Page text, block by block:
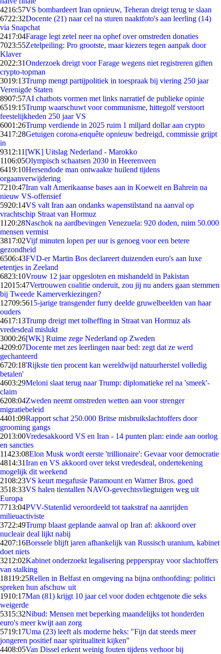
4216:57VS bombardeert Iran opnieuw, Teheran dreigt terug te slaan
6722:32Docente (21) naar cel na sturen naaktfoto's aan leerling (14)
via Snapchat
2417:04Farage legt zetel neer na ophef over omstreden donaties
7023:55Zetelpeiling: Pro grootste, maar kiezers tegen aanpak door
Klaver
2022:31Onderzoek dreigt voor Farage wegens niet registreren giften
crypto-topman
3019:13Trump mengt partijpolitiek in toespraak bij viering 250 jaar
Verenigde Staten
8907:57AI chatbots vormen met links narratief de publieke opinie
6519:15Trump waarschuwt voor communisme, hittegolf verstoort
feestelijkheden 250 jaar VS
6001:26Trump verdiende in 2025 ruim 1 miljard dollar aan crypto
3417:28Getuigen corona-enquête opnieuw bedreigd, commissie grijpt
in
9312:11 [WK] Uitslag Nederland - Marokko
1106:05Olympisch schaatsen 2030 in Heerenveen
6419:10Hersendode man ontwaakte huilend tijdens
orgaanverwijdering
7210:47Iran valt Amerikaanse bases aan in Koeweit en Bahrein na
nieuw VS-offensief
5920:14VS valt Iran aan ondanks wapenstilstand na aanval op
vrachtschip Straat van Hormuz
11 20:28Naschok na aardbevingen Venezuela: 920 doden, ruim 50.000
mensen vermist
3817:02Vijf minuten lopen per uur is genoeg voor een betere
gezondheid
6506:43FVD-er Martin Bos declareert duizenden euro's aan luxe
etentjes in Zeeland
6823:10Vrouw 12 jaar opgesloten en mishandeld in Pakistan
12015:47Vertrouwen coalitie onderuit, zou jij nu anders gaan stemmen
bij Tweede Kamerverkiezingen?
12709:5615-jarige transgender furry deelde gruwelbeelden van haar
ouders
4617:13Trump dreigt met tolheffing in Straat van Hormuz als
vredesdeal mislukt
3000:26[WK] Ruime zege Nederland op Zweden
4209:07Docente met zes leerlingen naar bed: zegt dat ze werd
gechanteerd
6720:18'Rijkste tien procent kan wereldwijd natuurherstel volledig
betalen'
4603:29Meloni slaat terug naar Trump: diplomatieke rel na 'smeek'-
claim
6208:04Zweden neemt omstreden wetten aan voor strenger
migratiebeleid
4401:09Rapport schat 250.000 Britse misbruikslachtoffers door
grooming gangs
2013:00Vredesakkoord VS en Iran - 14 punten plan: einde aan oorlog
en sancties
11423:08Elon Musk wordt eerste 'trillionaire': Gevaar voor democratie
4814:31Iran en VS akkoord over tekst vredesdeal, ondertekening
mogelijk dit weekend
2108:23VS keurt megafusie Paramount en Warner Bros. goed
3518:33VS halen tientallen NAVO-gevechtsvliegtuigen weg uit
Europa
7713:04PVV-Statenlid veroordeeld tot taakstraf na aanrijden
milieuactiviste
3722:49Trump blaast geplande aanval op Iran af: akkoord over
nucleair deal lijkt nabij
4207:16Borssele blijft jaren afhankelijk van Russisch uranium, kabinet
doet niets
3212:02Kabinet onderzoekt legalisering pepperspray voor slachtoffers
van stalking
18119:25Rellen in Belfast en omgeving na bijna onthoofding: politici
spreken hun afschuw uit
1910:17Man (81) krijgt 10 jaar cel voor doden echtgenote die seks
weigerde
5315:32Nibud: Mensen met beperking maandelijks tot honderden
euro's meer kwijt aan zorg
5719:17Uma (23) leeft als moderne heks: "Fijn dat steeds meer
jongeren positief naar spiritualiteit kijken"
4408:05Van Dissel erkent weinig fouten tijdens verhoor bij